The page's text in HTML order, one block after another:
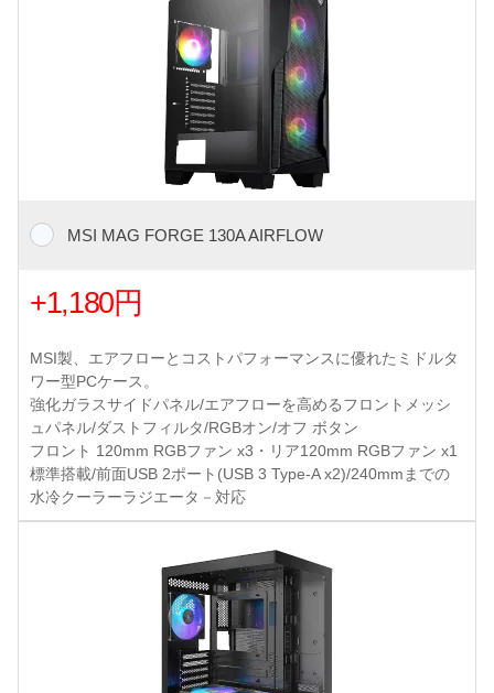
MSI MAG FORGE 130A AIRFLOW
+1,180円
MSI製、エアフローとコストパフォーマンスに優れたミドルタ
ワー型PCケース。
強化ガラスサイドパネル/エアフローを高めるフロントメッシ
ュパネル/ダストフィルタ/RGBオン/オフ ボタン
フロント 120mm RGBファン x3・リア120mm RGBファン x1
標準搭載/前面USB 2ポート(USB 3 Type-A x2)/240mmまでの
水冷クーラーラジエータ－対応